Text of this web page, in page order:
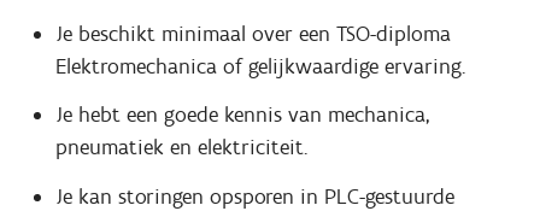
Je beschikt minimaal over een TSO-diploma
Elektromechanica of gelijkwaardige ervaring.
Je hebt een goede kennis van mechanica,
pneumatiek en elektriciteit.
Je kan storingen opsporen in PLC-gestuurde